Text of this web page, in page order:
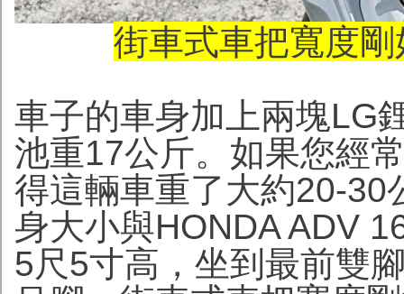
街車式車把寬度
車子的車身加上兩塊LG
池重17公斤。如果您經
得這輛車重了大約20-30
身大小與HONDA ADV
5尺5寸高，坐到最前雙